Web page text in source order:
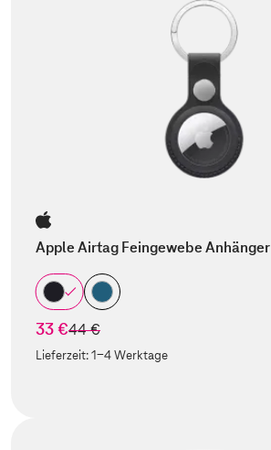
Apple Airtag Feingewebe Anhänger
33 €statt
44 €
Lieferzeit:1-4 Werktage